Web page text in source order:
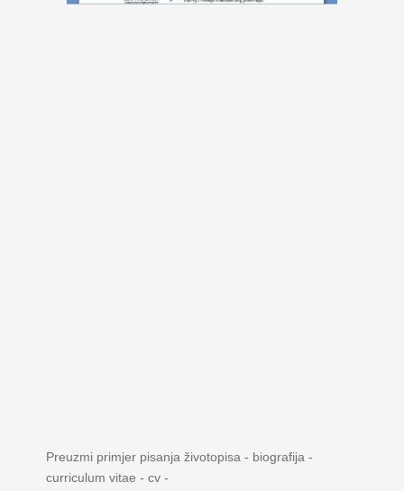
Preuzmi primjer pisanja životopisa - biografija -
curriculum vitae - cv -